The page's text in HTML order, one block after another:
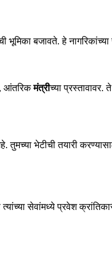
बजावते. हे नागरिकांच्या
आंतरिकमंत्रीच्या प्रस्तावावर.
भेटीची तयारी
सेवांमध्ये प्रवेश